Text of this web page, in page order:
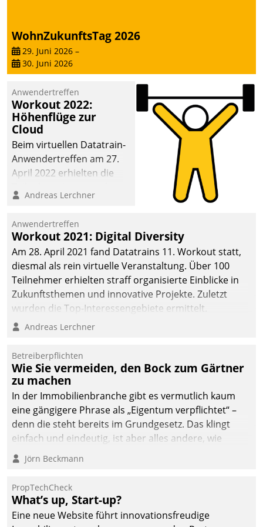
WohnZukunftsTag 2026
29. Juni 2026 –
30. Juni 2026
Anwendertreffen
Workout 2022:
Höhenflüge zur
Cloud
Beim virtuellen Datatrain-
Anwendertreffen am 27.
April 2022 erhielten die
Teilnehmer kurzweilige
Cloud-Strategien und -
Lösungen mit hohem
Zukunftspotenzial.
Andreas Lerchner
Anwendertreffen
Workout 2021: Digital Diversity
Am 28. April 2021 fand Datatrains 11. Workout statt,
diesmal als rein virtuelle Veranstaltung. Über 100
Teilnehmer erhielten straff organisierte Einblicke in
Zukunftsthemen und innovative Projekte. Zuletzt
wurden die Top-Interessengebiete ermittelt.
Andreas Lerchner
Betreiberpflichten
Wie Sie vermeiden, den Bock zum Gärtner
zu machen
In der Immobilienbranche gibt es vermutlich kaum
eine gängigere Phrase als „Eigentum verpflichtet“ –
denn die steht bereits im Grundgesetz. Das klingt
einfach und eindeutig, ist aber alles andere, wie
Branchenbeschäftigte wissen. Denn mit der
Verantwortung folgen Verpflichtungen.
Jörn Beckmann
PropTechCheck
What’s up, Start-up?
Eine neue Website führt innovationsfreudige